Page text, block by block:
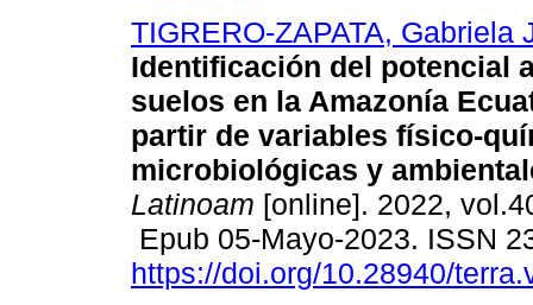
TIGRERO-ZAPATA, Gabriela
Identificación del potencial
suelos en la Amazonía
partir de variables físico-
microbiológicas y
Latinoam [online]. 2022,
Epub 05-Mayo-2023. ISSN
https://doi.org/10.28940/